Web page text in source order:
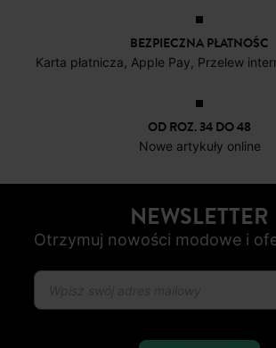
OD ROZ. 34 DO 48
NEWSLETTER
Otrzymuj nowości modowe i
SUBSKRYBUJ